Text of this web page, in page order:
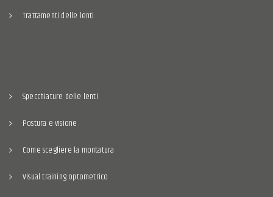
Trattamenti delle lenti
Specchiature delle lenti
Postura e visione
Come scegliere la montatura
Visual training optometrico